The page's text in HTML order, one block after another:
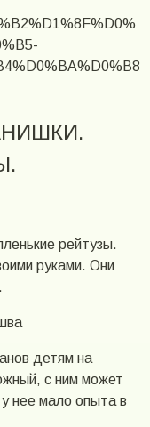
рейтузы.
руками. Они
детям на
с ним может
нее мало опыта в